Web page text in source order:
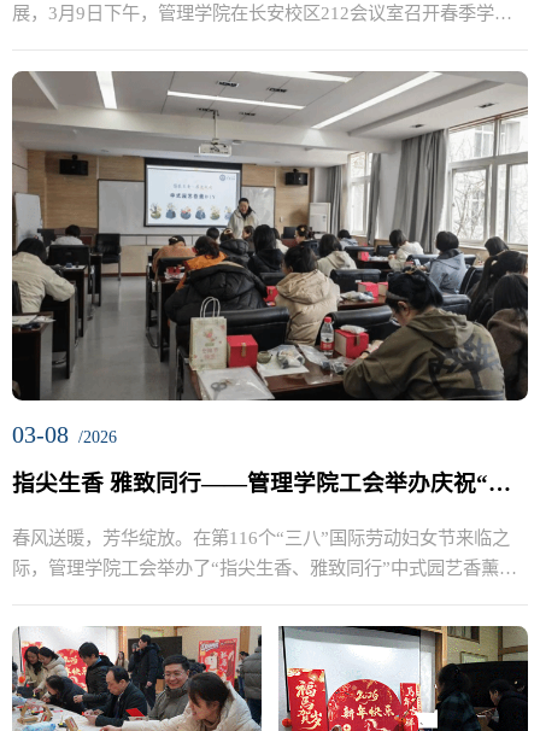
展，3月9日下午，管理学院在长安校区212会议室召开春季学期
03-08 /2026
指尖生香 雅致同行——管理学院工会举办庆祝“三八”国际劳动妇女节主题活动
春风送暖，芳华绽放。在第116个“三八”国际劳动妇女节来临之
际，管理学院工会举办了“指尖生香、雅致同行”中式园艺香薰